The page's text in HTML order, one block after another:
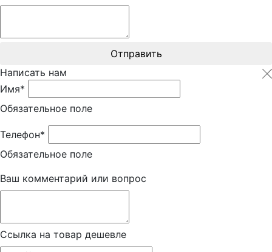
Отправить
Написать нам
Имя*
Обязательное поле
Телефон*
Обязательное поле
Ваш комментарий или вопрос
Ссылка на товар дешевле